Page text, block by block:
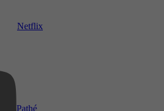
Netflix
Pathé